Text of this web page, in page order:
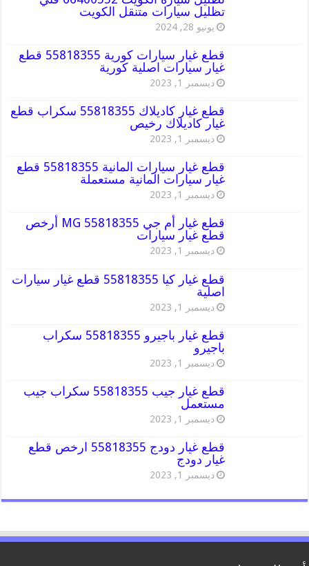
تظليل سيارات متنقل الكويت
يونيو 28, 2024
قطع غيار سيارات كورية 55818355 قطع
غيار سيارات اصلية كورية
ديسمبر 1, 2023
قطع غيار كاديلاك 55818355 سكراب قطع
غيار كاديلاك رخيص
ديسمبر 1, 2023
قطع غيار سيارات المانية 55818355 قطع
غيار سيارات المانية مستعملة
ديسمبر 1, 2023
قطع غيار أم جي MG 55818355 أرخص
قطع غيار سيارات
ديسمبر 1, 2023
قطع غيار كيا 55818355 قطع غيار سيارات
اصلية
ديسمبر 1, 2023
قطع غيار باجيرو 55818355 سكراب
باجيرو
ديسمبر 1, 2023
قطع غيار جيب 55818355 سكراب جيب
مستعمل
ديسمبر 1, 2023
قطع غيار دودج 55818355 ارخص قطع
غيار دودج
ديسمبر 1, 2023